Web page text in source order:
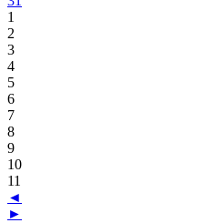
1
2
3
4
5
6
7
8
9
10
11
◄
►